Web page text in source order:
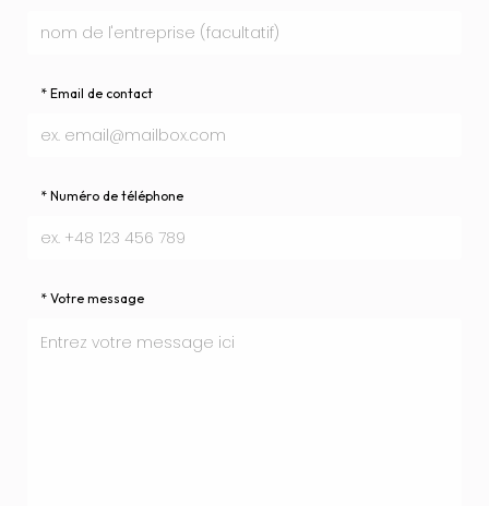
* Email de contact
* Numéro de téléphone
* Votre message